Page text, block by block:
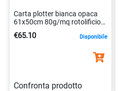
Carta plotter bianca opaca
61x50cm 80g/mq rotolificio
8051414268748
€65.10 Disponibile
Confronta prodotto